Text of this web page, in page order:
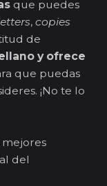
que puedes
, copies
de
y ofrece
que puedas
¡No te lo
mejores
del